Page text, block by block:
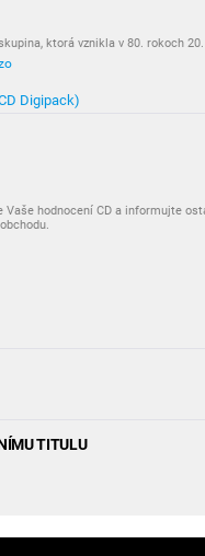
ktorá vznikla v 80. rokoch
Digipack)
Vaše hodnocení CD a informujte
TITULU